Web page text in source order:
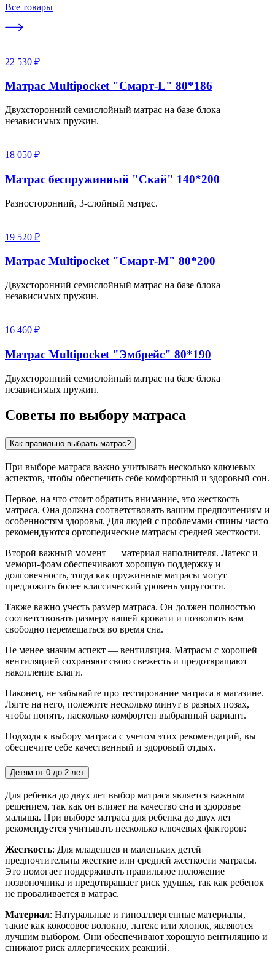
Все товары
22 530 ₽
Матрас Multipocket "Смарт-L" 80*186
Двухсторонний семислойный матрас на базе блока
независимых пружин.
18 050 ₽
Матрас беспружинный "Скай" 140*200
Разносторонний, 3-слойный матрас.
19 520 ₽
Матрас Multipocket "Смарт-M" 80*200
Двухсторонний семислойный матрас на базе блока
независимых пружин.
16 460 ₽
Матрас Multipocket "Эмбрейс" 80*190
Двухсторонний семислойный матрас на базе блока
независимых пружин.
Советы по выбору матраса
Как правильно выбрать матрас?
При выборе матраса важно учитывать несколько ключевых
аспектов, чтобы обеспечить себе комфортный и здоровый сон.
Первое, на что стоит обратить внимание, это жесткость
матраса. Она должна соответствовать вашим предпочтениям и
особенностям здоровья. Для людей с проблемами спины часто
рекомендуются ортопедические матрасы средней жесткости.
Второй важный момент — материал наполнителя. Латекс и
мемори-фоам обеспечивают хорошую поддержку и
долговечность, тогда как пружинные матрасы могут
предложить более классический уровень упругости.
Также важно учесть размер матраса. Он должен полностью
соответствовать размеру вашей кровати и позволять вам
свободно перемещаться во время сна.
Не менее значим аспект — вентиляция. Матрасы с хорошей
вентиляцией сохраняют свою свежесть и предотвращают
накопление влаги.
Наконец, не забывайте про тестирование матраса в магазине.
Лягте на него, полежите несколько минут в разных позах,
чтобы понять, насколько комфортен выбранный вариант.
Подходя к выбору матраса с учетом этих рекомендаций, вы
обеспечите себе качественный и здоровый отдых.
Детям от 0 до 2 лет
Для ребенка до двух лет выбор матраса является важным
решением, так как он влияет на качество сна и здоровье
малыша. При выборе матраса для ребенка до двух лет
рекомендуется учитывать несколько ключевых факторов:
Жесткость: Для младенцев и маленьких детей
предпочтительны жесткие или средней жесткости матрасы.
Это помогает поддерживать правильное положение
позвоночника и предотвращает риск удушья, так как ребенок
не проваливается в матрас.
Материал: Натуральные и гипоаллергенные материалы,
такие как кокосовое волокно, латекс или хлопок, являются
лучшим выбором. Они обеспечивают хорошую вентиляцию и
снижают риск аллергических реакций.